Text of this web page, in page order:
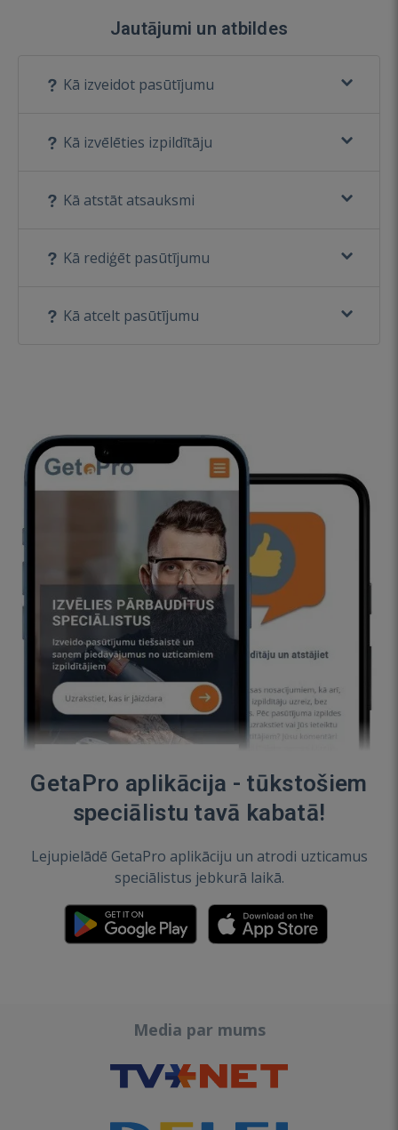
Jautājumi un atbildes
Kā izveidot pasūtījumu
Kā izvēlēties izpildītāju
Kā atstāt atsauksmi
Kā rediģēt pasūtījumu
Kā atcelt pasūtījumu
GetaPro aplikācija - tūkstošiem
speciālistu tavā kabatā!
Lejupielādē GetaPro aplikāciju un atrodi uzticamus
speciālistus jebkurā laikā.
Media par mums